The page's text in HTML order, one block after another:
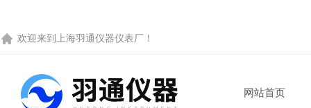
欢迎来到 上海羽通仪器仪表厂 ！
网站首页